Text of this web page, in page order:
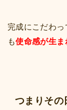
完成にこだわっ
も使命感が生
つまりその